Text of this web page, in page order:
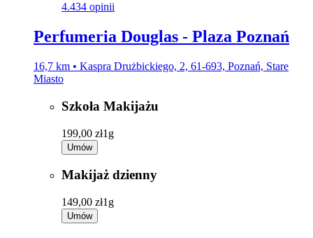
4.434 opinii
Perfumeria Douglas - Plaza Poznań
16,7 km • Kaspra Drużbickiego, 2, 61-693, Poznań, Stare
Miasto
Szkoła Makijażu
199,00 zł1g
Umów
Makijaż dzienny
149,00 zł1g
Umów